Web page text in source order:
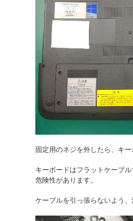
固定用のネジを外したら、キ
キーボードはフラットケーブ
危険性があります。
ケーブルを引っ張らないよう、